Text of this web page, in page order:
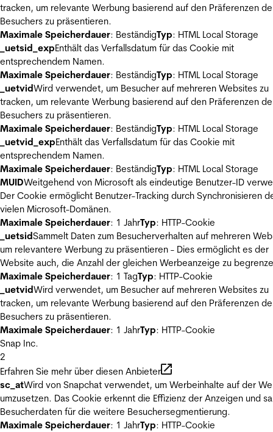
tracken, um relevante Werbung basierend auf den Präferenzen
Besuchers zu präsentieren.
Maximale Speicherdauer: BeständigTyp: HTML Local Storage
_uetsid_expEnthält das Verfallsdatum für das Cookie mit
entsprechendem Namen.
Maximale Speicherdauer: BeständigTyp: HTML Local Storage
_uetvidWird verwendet, um Besucher auf mehreren Websites zu
tracken, um relevante Werbung basierend auf den Präferenzen
Besuchers zu präsentieren.
Maximale Speicherdauer: BeständigTyp: HTML Local Storage
_uetvid_expEnthält das Verfallsdatum für das Cookie mit
entsprechendem Namen.
Maximale Speicherdauer: BeständigTyp: HTML Local Storage
MUIDWeitgehend von Microsoft als eindeutige Benutzer-ID
Der Cookie ermöglicht Benutzer-Tracking durch Synchronisieren
vielen Microsoft-Domänen.
Maximale Speicherdauer: 1 JahrTyp: HTTP-Cookie
_uetsidSammelt Daten zum Besucherverhalten auf mehreren
um relevantere Werbung zu präsentieren - Dies ermöglicht es der
Website auch, die Anzahl der gleichen Werbeanzeige zu
Maximale Speicherdauer: 1 TagTyp: HTTP-Cookie
_uetvidWird verwendet, um Besucher auf mehreren Websites zu
tracken, um relevante Werbung basierend auf den Präferenzen
Besuchers zu präsentieren.
Maximale Speicherdauer: 1 JahrTyp: HTTP-Cookie
Snap Inc.
2
Erfahren Sie mehr über diesen Anbieter
sc_atWird von Snapchat verwendet, um Werbeinhalte auf der
umzusetzen. Das Cookie erkennt die Effizienz der Anzeigen und
Besucherdaten für die weitere Besuchersegmentierung.
Maximale Speicherdauer: 1 JahrTyp: HTTP-Cookie